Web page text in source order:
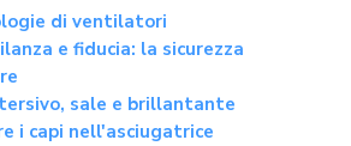
di ventilatori
e fiducia: la sicurezza
sale e brillantante
i capi nell'asciugatrice